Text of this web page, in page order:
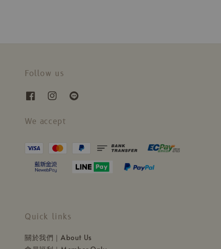
Follow us
We accept
Quick links
關於我們｜About Us